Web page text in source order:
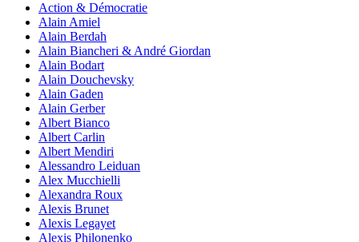
Action & Démocratie
Alain Amiel
Alain Berdah
Alain Biancheri & André Giordan
Alain Bodart
Alain Douchevsky
Alain Gaden
Alain Gerber
Albert Bianco
Albert Carlin
Albert Mendiri
Alessandro Leiduan
Alex Mucchielli
Alexandra Roux
Alexis Brunet
Alexis Legayet
Alexis Philonenko